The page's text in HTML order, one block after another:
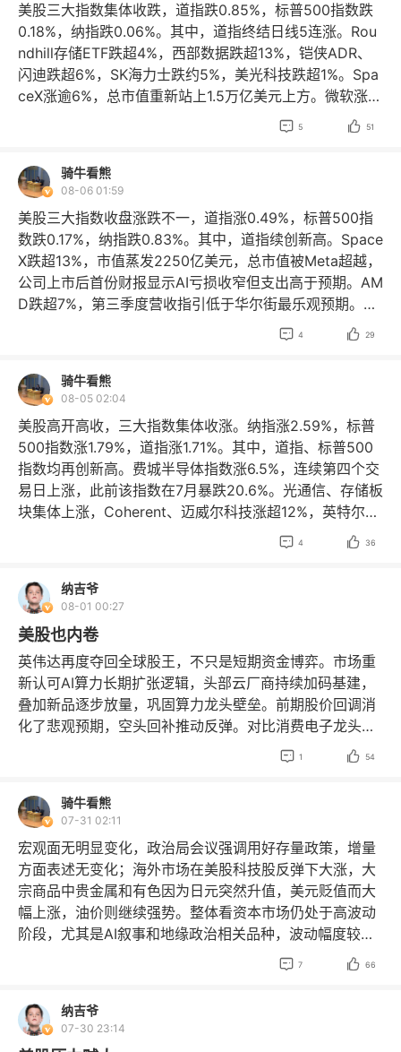
美股三大指数集体收跌，道指跌0.85%，标普500指数跌
0.18%，纳指跌0.06%。其中，道指终结日线5连涨。Rou
ndhill存储ETF跌超4%，西部数据跌超13%，铠侠ADR、
闪迪跌超6%，SK海力士跌约5%，美光科技跌超1%。Spa
ceX涨逾6%，总市值重新站上1.5万亿美元上方。微软涨超
2%，创去年11月以来新高。AI应用软件股暴跌，Datado
0.13%。成分股中，大健云仓、再鼎医药涨超13%，慧荣
科技涨超8%，南茂科技、奇景光电涨超3%。 伊朗发布霍
尔木兹海峡通行方案初稿，禁止美以及支持国船只通行，
原油大涨，但是对市场影响不大，核心原因在于投资者看
透沃什“以独立性立人设，暗地准备降息纳投名状”的把
戏，美股、贵金属和有色对油价逐渐脱敏。整体看工业品
K型分化严重，但是铜锌等品种已经出于高位，相关产业
海峡的现状，即反复挣扎后认输，油价失控的风险有所降
温，叠加美国干涉日元贬值，沃什越来越明牌的降息预
期，美国政客仍在不遗余力为美股安置防火门。如果美股
在当前位置继续盘整，A股具备继续向上修复的动力。
$道琼斯ETF鹏华
$道琼斯工业平均指数
$道琼斯公用平
均指数 $道琼斯公用平均指数 $道琼斯公用事业平均指数
$ETRACS每月2倍杠杆道琼斯精选红利ETN
$ETRACS
$纳斯达克100ETF大成
$纳斯达克 $纳斯达克100指数
斯达克CTA人工智能和机器人指数
$纳斯达克金融100指数
$纳斯达克科技市值加权指数
 5  51
骑牛看熊
08-06 01:59
美股三大指数收盘涨跌不一，道指涨0.49%，标普500指
数跌0.17%，纳指跌0.83%。其中，道指续创新高。Space
X跌超13%，市值蒸发2250亿美元，总市值被Meta超越，
公司上市后首份财报显示AI亏损收窄但支出高于预期。AM
D跌超7%，第三季度营收指引低于华尔街最乐观预期。谷
歌跌超4%，谷歌母公司宣布其人工智能部门进行领导层大
值亚军。光伏股暴跌，SolarEdge跌超30%，SunPower
跌超10%，太阳能ETF跌约4%。纽约时报跌超13%，创20
12年10月份以来最大单日跌幅。 利弗莫尔中概股龙头指数
收跌1.21%。成分股中，SL Science Holding Ltd跌超
9%，慧荣科技跌超8%，阿特斯太阳能、联电跌超6%，麦
思智能跌超5%。 据CME“美联储观察”：美联储到9月维持
利率不变的概率为45.6%，累计加息25个基点的概率为5
4.4%。美联储到10月维持利率不变的概率为33.5%，累计
为14.5%。 川普表示美伊达成协议，油价大跌。“小非农”
（ADP就业数据）不及预期，美国7月ADP就业仅增4.4万
人，创年内最低，叠加美债逼近 50 万亿，黄金大涨，有
色金属因为美国囤铜而大幅上涨，非AI相关的工业品则继
续弱势。目前市场结构未变，考虑到有色金属价格已经较
高，适当注意 AI 金属的追涨风险。 两市在美股连续大涨
的情况下大幅反弹，成交量有所回升，科技股仍是反弹的
主要动能。目前 A股的节奏仍显著受制于海外科技股的表
现，背后仍是 AI 叙事主导。建议以反弹思路对待当前行
斯工业平均指数
指数
$道琼斯公用事业平均指数
数 $道琼斯运输平均指数 $道琼斯运输平均指数
$ETRA
CS每月2倍杠杆道琼斯精选红利ETN $道琼斯ETF鹏华
$道琼斯工业平均指数 $道琼斯运输平均指数 $道琼斯运
输平均指数 $道琼斯综合平均指数 $ETRACS每月2倍杠
杆道琼斯精选红利ETN $ETRACS每月2倍杠杆道琼斯精
$纳斯达克100净收益指数 $纳斯达克100
斯达克ETF华夏
技指数
$纳斯达克工业指数
 4  29
骑牛看熊
08-05 02:04
美股高开高收，三大指数集体收涨。纳指涨2.59%，标普
500指数涨1.79%，道指涨1.71%。其中，道指、标普500
指数均再创新高。费城半导体指数涨6.5%，连续第四个交
易日上涨，此前该指数在7月暴跌20.6%。光通信、存储板
块集体上涨，Coherent、迈威尔科技涨超12%，英特尔、
闪迪涨超10%，康宁涨超9%，Lumentum、SK海力士涨超
小幅上涨；亚马逊跌超2%，Meta小幅下跌。Palantir涨超
29%，创下自2024年2月以来最大单日涨幅。 利弗莫尔中
概股龙头指数收涨1.55%。成分股中，奇景光电涨约11%，
联电涨超10%，金山云涨超9%，南茂科技涨超8%，Akso
健康涨超7%。 美国表示即将与伊朗达成协议，但油价大
跌实际上由伊朗方面的新闻引发，伊朗提出由伊方负责所
有驶入霍尔木兹海峡船舶的航行管理，同时保留对驶离该
海峡船舶的监督权和必要时的干预权；讨论允许英法、比
科技股在AI叙事进入新阶段的情况下大涨，AI金属跟随上
涨，有色板块最为强势。整体看工业品K型走势未变，剔
原因。 海外科技股大涨，双创指数跟随上行，目前科技股
再度回归到美股主导的反弹节奏中，但隔夜美国表示将加
强对AI基础设施供应链的管控，这可能涉及到当前我国在
AI硬件中的光通讯等板块，关注相关板块走势，目前指数
走势暂以超跌反弹行情看待，空间取决于这轮AI叙事的强
$道琼斯工业平均指数
$道琼斯公
平均指数 $道琼斯运输平均指数
道琼斯精选红利ETN
 4  36
纳吉爷
08-01 00:27
美股也内卷
英伟达再度夺回全球股王，不只是短期资金博弈。市场重
新认可AI算力长期扩张逻辑，头部云厂商持续加码基建，
叠加新品逐步放量，巩固算力龙头壁垒。前期股价回调消
化了悲观预期，空头回补推动反弹。对比消费电子龙头，
市场更愿意给英伟达更高成长溢价。但高位波动不会消
 1  54
骑牛看熊
07-31 02:11
宏观面无明显变化，政治局会议强调用好存量政策，增量
方面表述无变化；海外市场在美股科技股反弹下大涨，大
宗商品中贵金属和有色因为日元突然升值，美元贬值而大
幅上涨，油价则继续强势。整体看资本市场仍处于高波动
阶段，尤其是AI叙事和地缘政治相关品种，波动幅度较
如果今日指数高开幅度过大，注意谨慎追高，可等待冲高
回落后的短多机会。
 7  66
纳吉爷
07-30 23:14